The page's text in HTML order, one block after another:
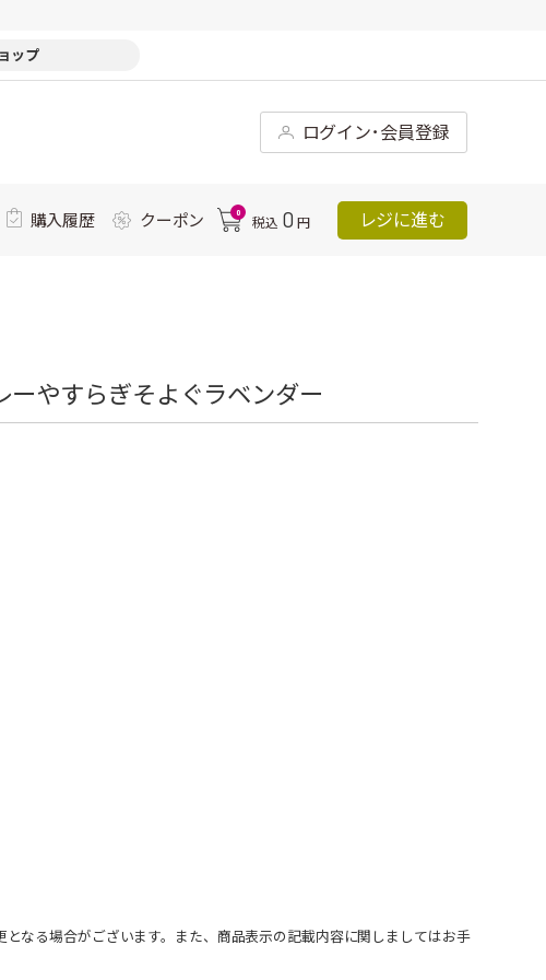
ップ
ログイン･会員登録
購入履歴 クーポン 0
税込 0 円 レジに進む
ーやすらぎそよぐラベンダー
なる場合がございます。また、商品表示の記載内容に関しましてはお手